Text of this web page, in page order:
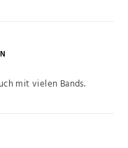
mit vielen Bands.